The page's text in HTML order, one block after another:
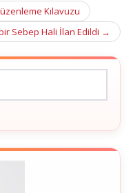
Kılavuzu
Sebep Hali İlan Edildi →